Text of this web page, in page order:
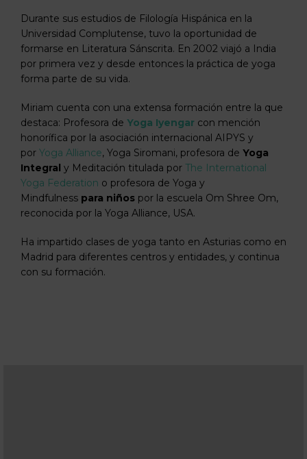
Durante sus estudios de Filología Hispánica en la
Universidad Complutense, tuvo la oportunidad de
formarse en Literatura Sánscrita. En 2002 viajó a India
por primera vez y desde entonces la práctica de yoga
forma parte de su vida.
Miriam cuenta con una extensa formación entre la que
destaca: Profesora de Yoga Iyengar con mención
honorífica por la asociación internacional AIPYS y
por Yoga Alliance, Yoga Siromani, profesora de Yoga
Integral y Meditación titulada por The International
Yoga Federation o profesora de Yoga y
Mindfulness para niños por la escuela Om Shree Om,
reconocida por la Yoga Alliance, USA.
Ha impartido clases de yoga tanto en Asturias como en
Madrid para diferentes centros y entidades, y continua
con su formación.